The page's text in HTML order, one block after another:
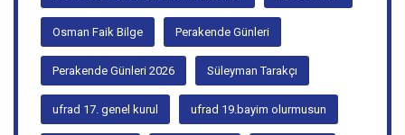
Haliç Kongre Merkezi
Kazakistan Türk Franchise Dernekleri Mesut Süren
Osman Faik Bilge Perakende Günleri
Perakende Günleri 2026 Süleyman Tarakçı